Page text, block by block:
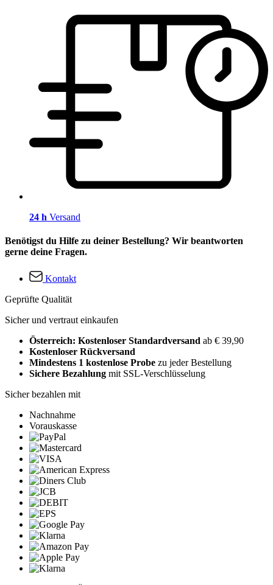
24 h Versand
Benötigst du Hilfe zu deiner Bestellung? Wir beantworten
gerne deine Fragen.
Kontakt
Geprüfte Qualität
Sicher und vertraut einkaufen
Österreich: Kostenloser Standardversand ab € 39,90
Kostenloser Rückversand
Mindestens 1 kostenlose Probe zu jeder Bestellung
Sichere Bezahlung mit SSL-Verschlüsselung
Sicher bezahlen mit
Nachnahme
Vorauskasse